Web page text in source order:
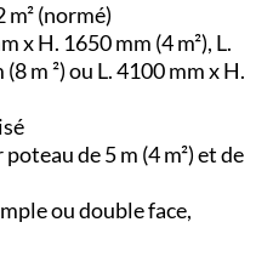
m² (normé)
x H. 1650 mm (4 m²), L.
m ²) ou L. 4100 mm x H.
de 5 m (4 m²) et de
ou double face,